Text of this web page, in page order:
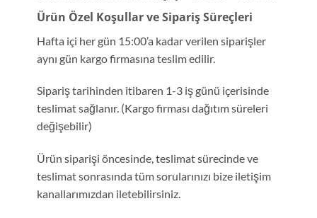
Ürün Özel Koşullar ve Sipariş Süreçleri
Hafta içi her gün 15:00’a kadar verilen siparişler
aynı gün kargo firmasına teslim edilir.
Sipariş tarihinden itibaren 1-3 iş günü içerisinde
teslimat sağlanır. (Kargo firması dağıtım süreleri
değişebilir)
Ürün siparişi öncesinde, teslimat sürecinde ve
teslimat sonrasında tüm sorularınızı bize iletişim
kanallarımızdan iletebilirsiniz.